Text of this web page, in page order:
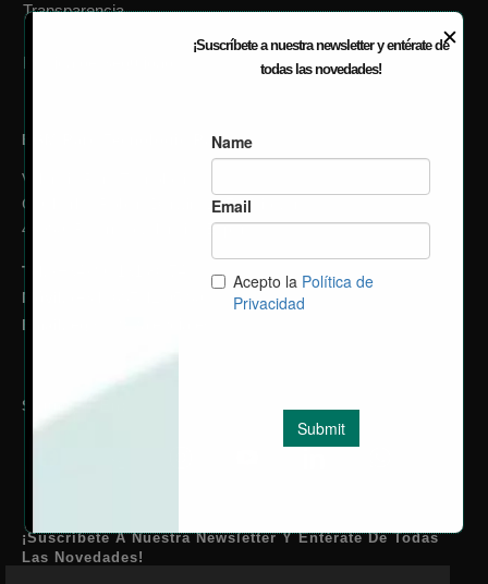
Transparencia
Política de Seguridad
EGM Parc Tecnològic Paterna
València Parc Tecnològic
C/ Charles Robert Darwin, 2, Edificio verde
46980, Paterna (Valencia) España
Tel.
Móvil.
Email.
Síguenos En:
youtube linkedin
¡Suscríbete A Nuestra Newsletter Y Entérate De Todas
Las Novedades!
✕
¡Suscríbete a nuestra newsletter y entérate de
todas las novedades!